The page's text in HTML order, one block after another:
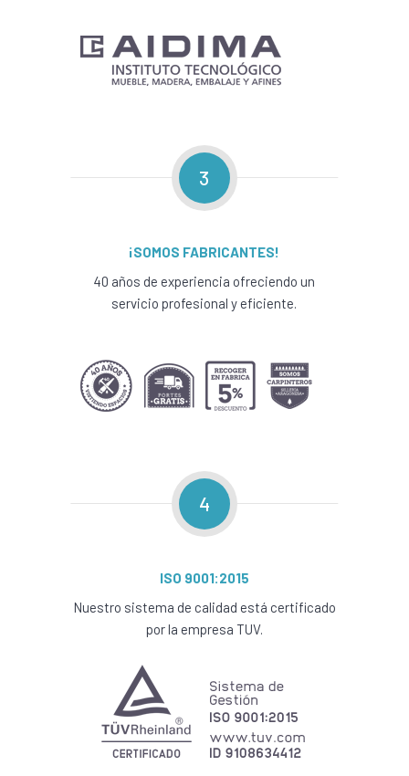
3
¡SOMOS FABRICANTES!
40 años de experiencia ofreciendo un
servicio profesional y eficiente.
4
ISO 9001:2015
Nuestro sistema de calidad está certificado
por la empresa TUV.